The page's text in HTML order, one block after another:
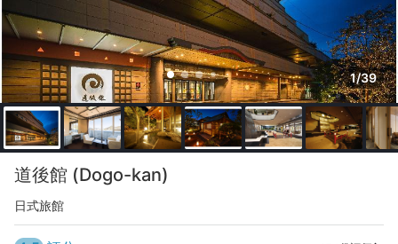
1/39
道後館 (Dogo-kan)
日式旅館